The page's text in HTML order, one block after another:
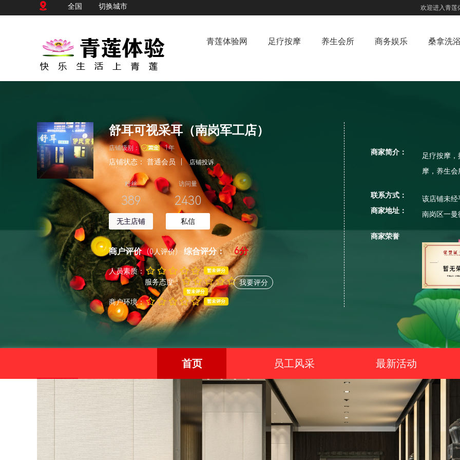
全国 切换城市 欢迎进入青莲
青莲体验网 足疗按摩 养生会所 商务娱乐 桑拿洗
舒耳可视采耳（南岗军工店）
店铺级别： 1年
店铺状态： 普通会员 店铺投诉
粉丝
389
无主店铺
访问量
2430
私信
商户评价 (0人评价) 综合评分： 6分
人员素质： 暂未评分
服务态度：
暂未评分
商户环境： 暂未评分
我要评分
商家简介：
足疗按摩
摩，养生
联系方式：
该店铺未经
商家地址：
南岗区一
商家荣誉
首页 员工风采 最新活动